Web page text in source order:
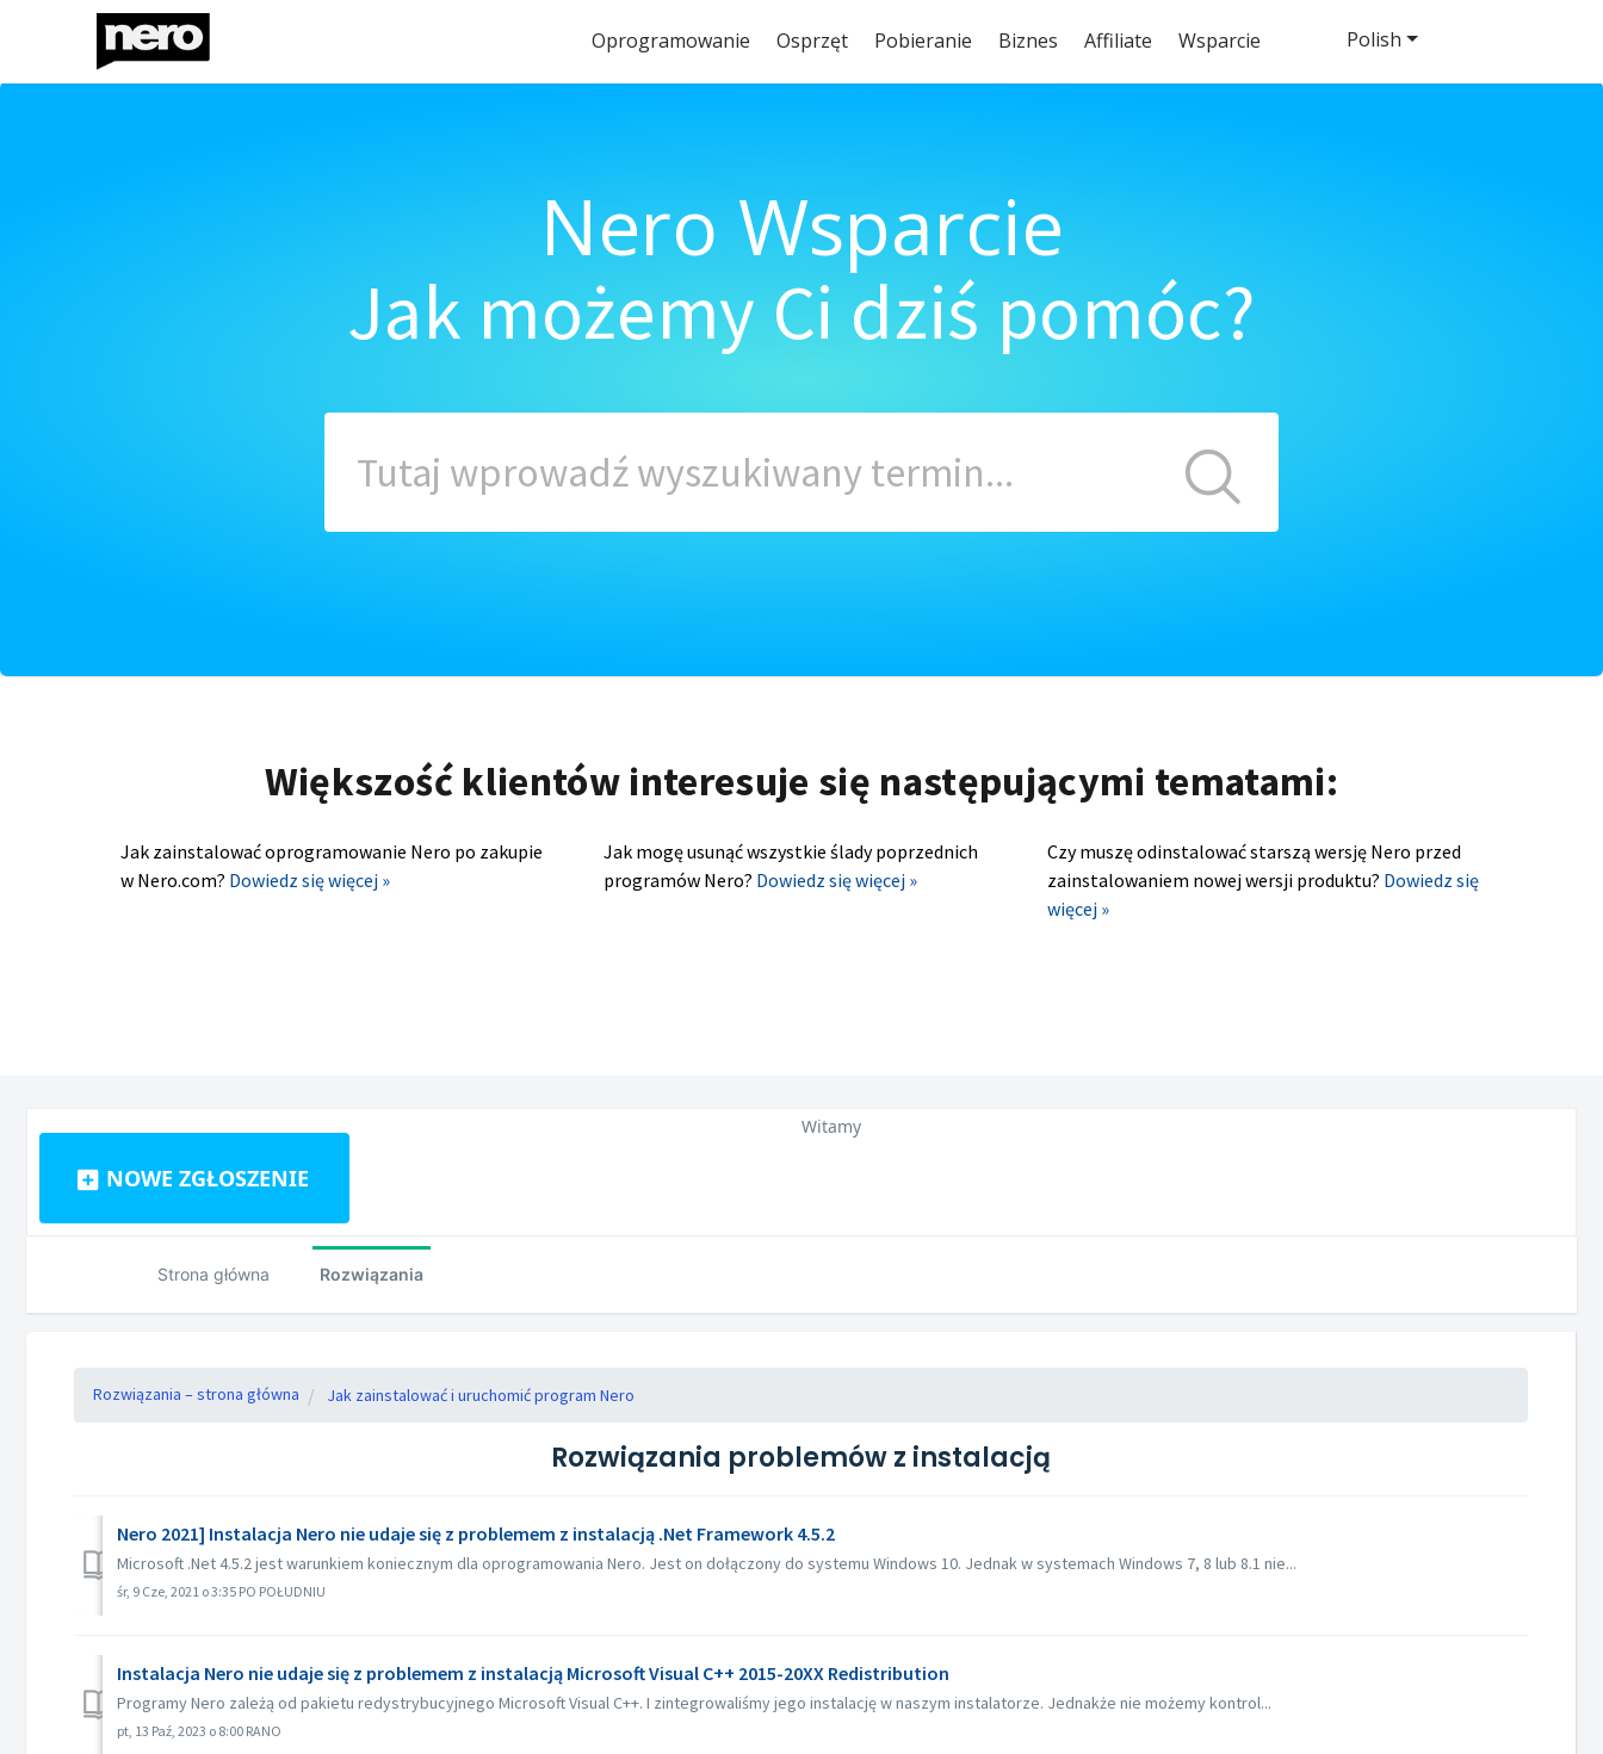
Oprogramowanie Osprzęt Pobieranie Biznes Affiliate Wsparcie
Nero Wsparcie
Jak możemy Ci dziś pomóc?
Większość klientów interesuje się następującymi tematami:
Jak zainstalować oprogramowanie Nero po zakupie
w Nero.com? Dowiedz się więcej »
Jak mogę usunąć wszystkie ślady poprzednich
programów Nero? Dowiedz się więcej »
Czy muszę odinstalować starszą wersję Nero przed
zainstalowaniem nowej wersji produktu? Dowiedz się
więcej »
NOWE ZGŁOSZENIE
Polish
Witamy
Strona główna Rozwiązania
Rozwiązania – strona główna Jak zainstalować i uruchomić program Nero
Rozwiązania problemów z instalacją
Nero 2021] Instalacja Nero nie udaje się z problemem z instalacją .Net Framework 4.5.2
Microsoft .Net 4.5.2 jest warunkiem koniecznym dla oprogramowania Nero. Jest on dołączony do systemu Windows 10. Jednak w systemach Windows 7, 8 lub 8.1 nie...
śr, 9 Cze, 2021 o 3:35 PO POŁUDNIU
Instalacja Nero nie udaje się z problemem z instalacją Microsoft Visual C++ 2015-20XX Redistribution
Programy Nero zależą od pakietu redystrybucyjnego Microsoft Visual C++. I zintegrowaliśmy jego instalację w naszym instalatorze. Jednakże nie możemy kontrol...
pt, 13 Paź, 2023 o 8:00 RANO